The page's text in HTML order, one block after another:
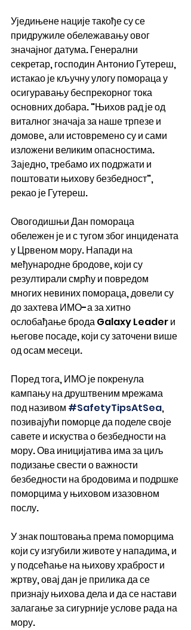
Уједињене нације такође су се
придружиле обележавању овог
значајног датума. Генерални
секретар, господин Антонио Гутереш,
истакао је кључну улогу помораца у
осигуравању беспрекорног тока
основних добара. "Њихов рад је од
виталног значаја за наше трпезе и
домове, али истовремено су и сами
изложени великим опасностима.
Заједно, требамо их подржати и
поштовати њихову безбедност",
рекао је Гутереш.
Овогодишњи Дан помораца
обележен је и с тугом због инцидената
у Црвеном мору. Напади на
међународне бродове, који су
резултирали смрћу и повредом
многих невиних помораца, довели су
до захтева ИМО-а за хитно
ослобађање брода Galaxy Leader и
његове посаде, који су заточени више
од осам месеци.
Поред тога, ИМО је покренула
кампању на друштвеним мрежама
под називом #SafetyTipsAtSea,
позивајући поморце да поделе своје
савете и искуства о безбедности на
мору. Ова иницијатива има за циљ
подизање свести о важности
безбедности на бродовима и подршке
поморцима у њиховом изазовном
послу.
У знак поштовања према поморцима
који су изгубили животе у нападима, и
у подсећање на њихову храброст и
жртву, овај дан је прилика да се
признају њихова дела и да се настави
залагање за сигурније услове рада на
мору.